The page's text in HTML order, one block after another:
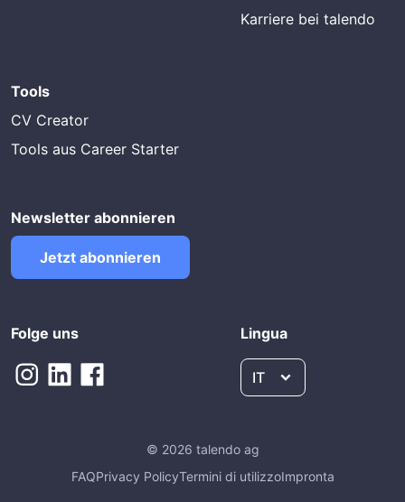
Karriere bei talendo
Tools
CV Creator
Tools aus Career Starter
Newsletter abonnieren
Jetzt abonnieren
Folge uns Lingua
IT
© 2026 talendo ag
FAQPrivacy PolicyTermini di utilizzoImpronta